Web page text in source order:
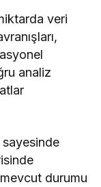
veri
analiz
durumu